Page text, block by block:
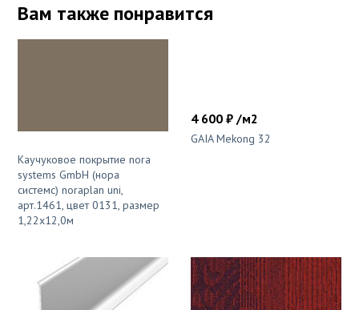
Вам также понравится
Каучуковое покрытие nora
systems GmbH (нора
системс) noraplan uni,
арт.1461, цвет 0131, размер
1,22х12,0м
4 600 ₽ /м2
GAIA Mekong 32